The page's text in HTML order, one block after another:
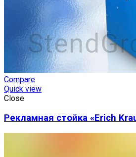
Compare
Quick view
Close
Рекламная стойка «Erich